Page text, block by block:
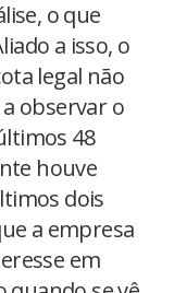
o que
a isso, o
legal não
observar o
48
houve
dois
a empresa
em